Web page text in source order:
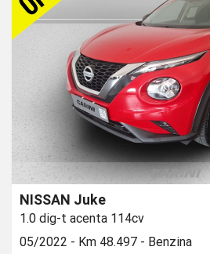
NISSAN Juke
1.0 dig-t acenta 114cv
05/2022 - Km 48.497 - Benzina